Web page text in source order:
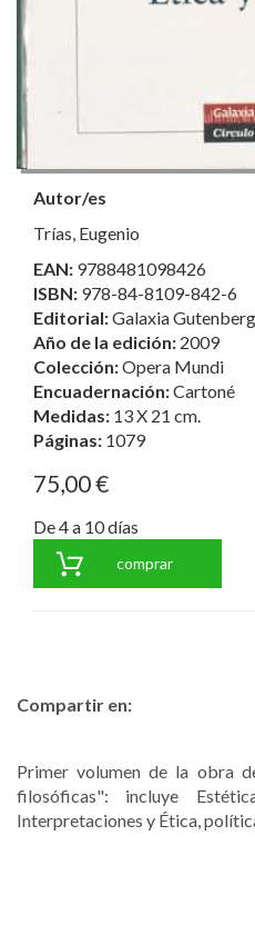
Autor/es
Trías, Eugenio
EAN: 9788481098426
ISBN: 978-84-8109-842-6
Editorial:Galaxia
Año de la edición: 2009
Colección:Opera Mundi
Encuadernación:Cartoné
Medidas: 13 X 21 cm.
Páginas: 1079
75,00 €
De 4 a 10 días
comprar
Compartir en:
Primer volumen de la obra
filosóficas": incluye
Interpretaciones y Ética,